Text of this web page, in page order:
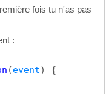
fois tu n'as pas
:
(event) {